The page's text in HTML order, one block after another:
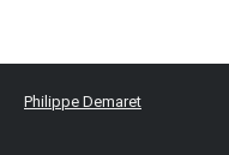
Philippe Demaret